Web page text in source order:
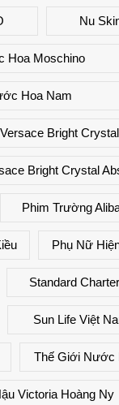
Nu
Hoa Moschino
Hoa Nam
Bright Crystal
Bright Crystal
Phim Trường
Phụ Nữ
Standard
Sun Life Việt
Thế Giới Nước
Victoria Hoàng Ny